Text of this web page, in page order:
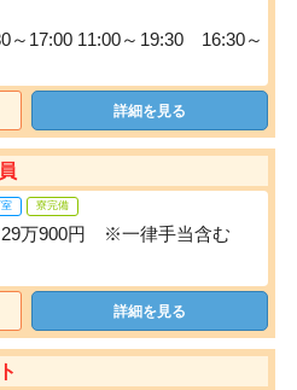
17:00 11:00～19:30 16:30～
詳細を見る
寮完備
29万900円 ※一律手当含む
詳細を見る